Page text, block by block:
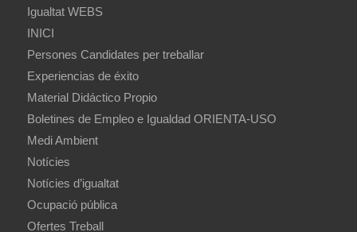
Igualtat WEBS
INICI
Persones Candidates per treballar
Experiencias de éxito
Material Didáctico Propio
Boletines de Empleo e Igualdad ORIENTA-USO
Medi Ambient
Notícies
Notícies d’igualtat
Ocupació pública
Ofertes Treball